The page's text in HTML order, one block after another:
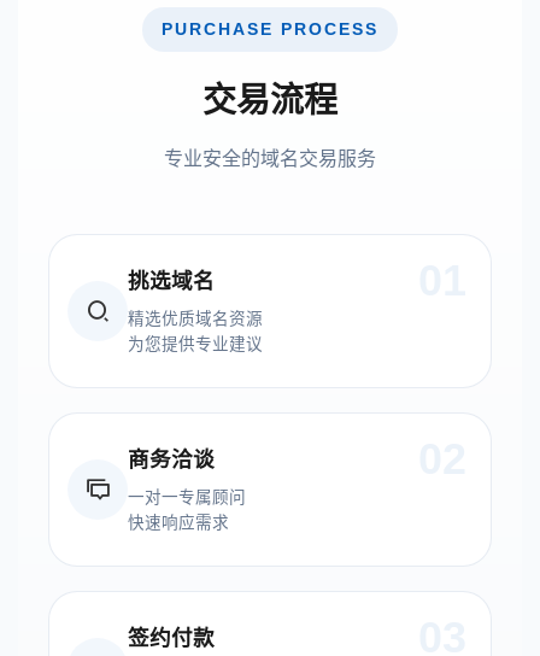
PURCHASE PROCESS
交易流程
专业安全的域名交易服务
挑选域名
精选优质域名资源
为您提供专业建议
商务洽谈
一对一专属顾问
快速响应需求
签约付款